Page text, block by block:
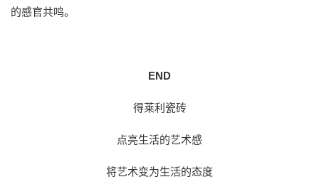
的感官共鸣。
END
得莱利瓷砖
点亮生活的艺术感
将艺术变为生活的态度